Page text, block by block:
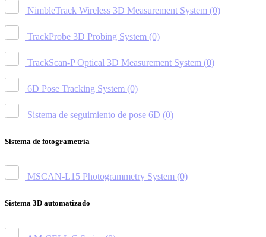
NimbleTrack Wireless 3D Measurement System (0)
TrackProbe 3D Probing System (0)
TrackScan-P Optical 3D Measurement System (0)
6D Pose Tracking System (0)
Sistema de seguimiento de pose 6D (0)
Sistema de fotogrametría
MSCAN-L15 Photogrammetry System (0)
Sistema 3D automatizado